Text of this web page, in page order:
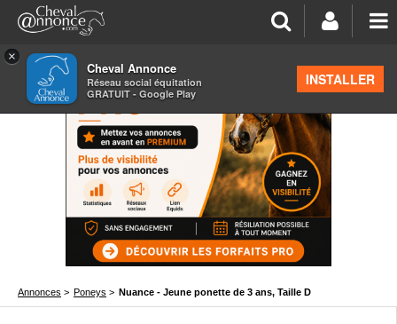
×
Cheval Annonce
Réseau social équitation
GRATUIT - Google Play
INSTALLER
Annonces > Poneys > Nuance - Jeune ponette de 3 ans, Taille D